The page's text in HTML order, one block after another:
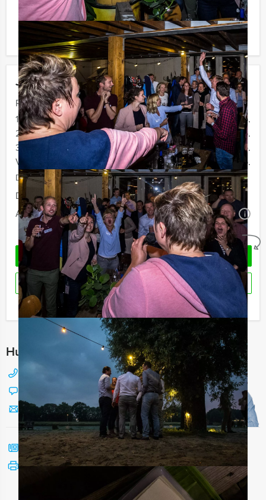
Jouw uitje
Prijs :
12 - 19 personen
€ 72,50 p.p.
20 - 29 personen
€ 69,50 p.p.
30 - 39 personen
€ 66,50 p.p.
Vanaf 40 personen
€ 64,50 p.p.
De prijzen zijn exclusief BTW
Duur:
4 uur
Aantal:
Minimaal 12 personen i
Geheel vrijblijvend
OFFERTE AANVRAGEN
RESERVEREN
Ik heb een vraag over dit uitje
Hulp nodig bij het kiezen?
088 428 81 17
Stuur ons een mailtje
Bel mij terug
Bekijk printbare versie
Komt u niet aan het minimale aantal deelnemers? Als u
bereid bent voor het minimale aantal te betalen, kunt u
ook gewoon voor minder personen boeken!